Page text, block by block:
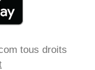
tous droits